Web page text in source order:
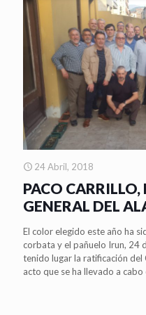
24 Abril, 2018
PACO
GENERAL DEL
El color elegido este año ha
corbata y el pañuelo Irun, 24
tenido lugar la ratificación del
acto que se ha llevado a cabo